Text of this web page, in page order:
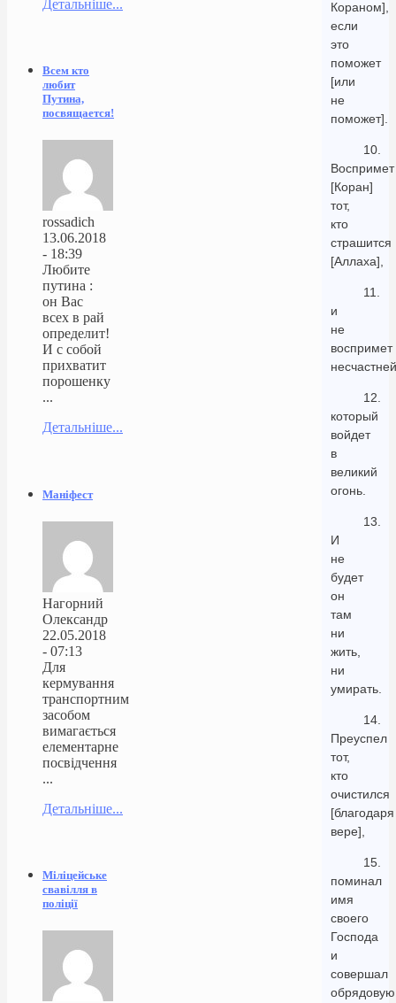
Кораном],
если
это
поможет
[или
не
поможет].
10.
Воспримет
[Коран]
тот,
кто
страшится
[Аллаха],
11.
и
не
воспримет
12.
который
войдет
в
великий
огонь.
13.
И
не
будет
он
там
ни
жить,
ни
умирать.
14.
Преуспел
тот,
кто
очистился
[благодаря
вере],
15.
поминал
имя
своего
Господа
и
совершал
обрядовую
Детальніше...
Всем кто
любит
Путина,
посвящается!
rossadich
13.06.2018
- 18:39
Любите
путина :
он Вас
всех в рай
определит!
И с собой
прихватит
порошенку
...
Детальніше...
Маніфест
Нагорний
Олександр
22.05.2018
- 07:13
Для
кермування
транспортним
засобом
вимагається
елементарне
посвідчення
...
Детальніше...
Міліцейське
свавілля в
поліції